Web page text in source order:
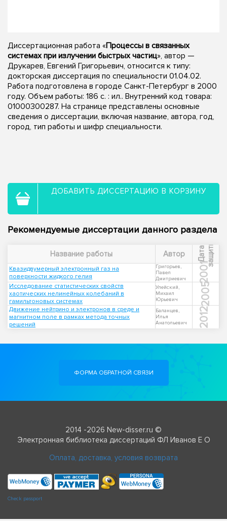
Диссертационная работа «Процессы в связанных
системах при излучении быстрых частиц», автор —
Друкарев, Евгений Григорьевич, относится к типу:
докторская диссертация по специальности 01.04.02.
Работа подготовлена в городе Санкт-Петербург в 2000
году. Объем работы: 186 с. : ил.. Внутренний код товара:
01000300287. На странице представлены основные
сведения о диссертации, включая название, автора, год,
город, тип работы и шифр специальности.
ДОБАВИТЬ ДИССЕРТАЦИЮ В КОРЗИНУ
Рекомендуемые диссертации данного раздела
Название работы Автор Д
а
т
а
з
а
щ
и
ты
Квазидвумерный электронный газ на
поверхности жидкого гелия
Григорьев,
Павел
Дмитриевич
2001
Исследование статистических свойств
хаотических нелинейных колебаний в
гамильтоновых системах
Улейский,
Михаил
Юрьевич
2005
Движение нейтрино и электронов в среде и
магнитном поле в рамках метода точных
решений
Баланцев,
Илья
Анатольевич
2012
ФОРМА ОБРАТНОЙ СВЯЗИ
2014 -2026 New-disser.ru ©
Электронная библиотека диссертаций ФЛ Иванов Е О
Оплата, доставка, условия возврата
Check passport